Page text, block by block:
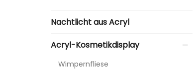
Nachtlicht aus Acryl
Acryl-Kosmetikdisplay
Wimpernfliese